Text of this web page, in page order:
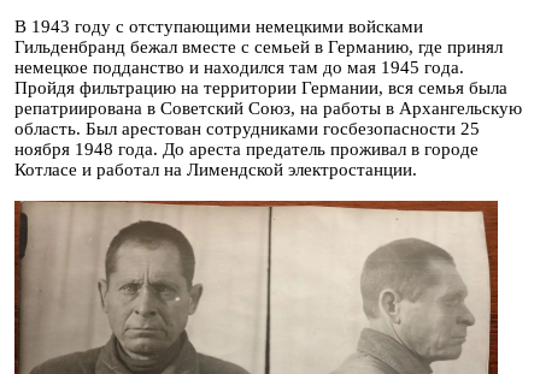
В 1943 году с отступающими немецкими войсками
Гильденбранд бежал вместе с семьей в Германию, где принял
немецкое подданство и находился там до мая 1945 года.
Пройдя фильтрацию на территории Германии, вся семья была
репатриирована в Советский Союз, на работы в Архангельскую
область. Был арестован сотрудниками госбезопасности 25
ноября 1948 года. До ареста предатель проживал в городе
Котласе и работал на Лимендской электростанции.